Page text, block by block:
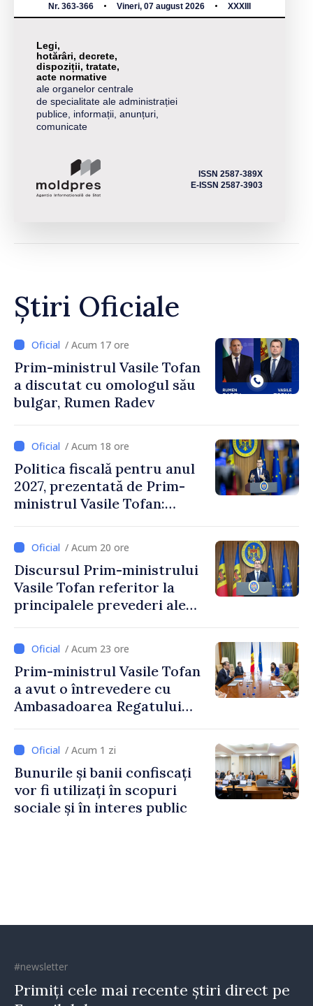
Nr. 363-366 Vineri, 07 august 2026 XXXIII
Legi,
hotărâri, decrete,
dispoziții, tratate,
acte normative
ale organelor centrale
de specialitate ale administrației
publice, informații, anunțuri,
comunicate
ISSN 2587-389X
E-ISSN 2587-3903
Știri Oficiale
/ Acum 17 ore
Prim-ministrul Vasile Tofan
a discutat cu omologul său
bulgar, Rumen Radev
/ Acum 18 ore
Politica fiscală pentru anul
2027, prezentată de Prim-
ministrul Vasile Tofan:
stimularea investițiilor și o
taxare mai echitabilă
/ Acum 20 ore
Discursul Prim-ministrului
Vasile Tofan referitor la
principalele prevederi ale
2027
/ Acum 23 ore
Prim-ministrul Vasile Tofan
a avut o întrevedere cu
Ambasadoarea Regatului
Irlandei de Nord, Fern
Horine / Acum 1 zi
Bunurile și banii confiscați
vor fi utilizați în scopuri
sociale și în interes public
#newsletter
Primiți cele mai recente știri direct pe